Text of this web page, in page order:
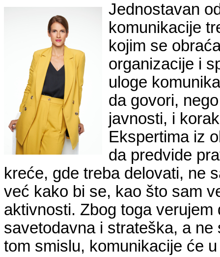
Jednostavan
komunikacije
kojim se
organizacije i
uloge
da govori,
javnosti, i
Ekspertima iz
da predvide
kreće, gde treba delovati, ne
već kako bi se, kao što sam
aktivnosti. Zbog toga
savetodavna i strateška, a
tom smislu, komunikacije će